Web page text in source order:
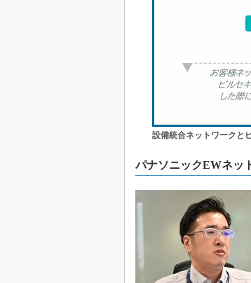
設備統合ネットワークと
パナソニックEWネッ